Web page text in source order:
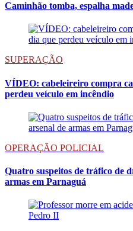
Caminhão tomba, espalha
SUPERAÇÃO
VÍDEO: cabeleireiro compra
perdeu veículo em incêndio
OPERAÇÃO POLICIAL
Quatro suspeitos de tráfico de
armas em Parnaguá